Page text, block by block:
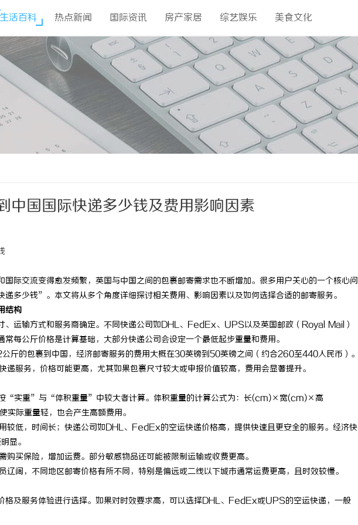
生活百科 热点新闻 国际资讯 房产家居 综艺娱乐 美食文化
中国国际快递多少钱及费用影响因素
国际交流变得愈发频繁，英国与中国之间的包裹邮寄需求也不断增加。很多用户关心的一个核心问
多少钱”。本文将从多个角度详细探讨相关费用、影响因素以及如何选择合适的邮寄服务。
结构
、运输方式和服务商确定。不同快递公司如DHL、FedEx、UPS以及英国邮政（Royal Mail）
每公斤价格是计算基础，大部分快递公司会设定一个最低起步重量和费用。
斤的包裹到中国，经济邮寄服务的费用大概在30英镑到50英镑之间（约合260至440人民币）。
递服务，价格可能更高，尤其如果包裹尺寸较大或申报价值较高，费用会显著提升。
按“实重”与“体积重量”中较大者计算。体积重量的计算公式为：长(cm)×宽(cm)×高
际重量轻，也会产生高额费用。
较低，时间长；快递公司如DHL、FedEx的空运快递价格高，提供快速且更安全的服务。经济快
显。
购买保险，增加运费。部分敏感物品还可能被限制运输或收费更高。
辽阔，不同地区邮寄价格有所不同，特别是偏远或二线以下城市通常运费更高，且时效较慢。
格及服务体验进行选择。如果对时效要求高，可以选择DHL、FedEx或UPS的空运快递，一般